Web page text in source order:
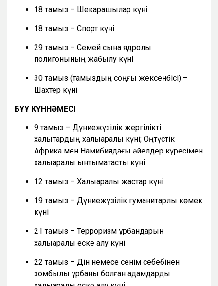
18 тамыз – Шекарашылар күні
18 тамыз – Спорт күні
29 тамыз – Семей сынақ ядролық
полигонының жабылу күні
30 тамыз (тамыздың соңғы жексенбісі) –
Шахтер күні
БҰҰ КҮННӘМЕСІ
9 тамыз – Дүниежүзілік жергілікті
халықтардың халықаралық күні; Оңтүстік
Африка мен Намибиядағы әйелдер күресімен
халықаралық ынтымақтастық күні
12 тамыз – Халықаралық жастар күні
19 тамыз – Дүниежүзілік гуманитарлық көмек
күні
21 тамыз – Терроризм құрбандарын
халықаралық еске алу күні
22 тамыз – Дін немесе сенім себебінен
зомбылық құрбаны болған адамдарды